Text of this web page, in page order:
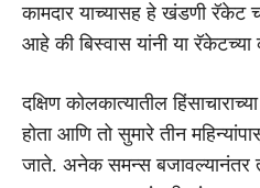
कामदार याच्यासह हे खंडणी
आहे की बिस्वास यांनी या
दक्षिण कोलकात्यातील
होता आणि तो सुमारे तीन
जाते. अनेक समन्स बजावल्यानंतर